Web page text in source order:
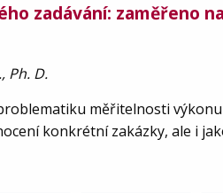
zadávání: zaměřeno
Ph. D.
měřitelnosti
konkrétní zakázky, ale i